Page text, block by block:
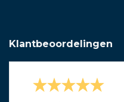
Klantbeoordelingen